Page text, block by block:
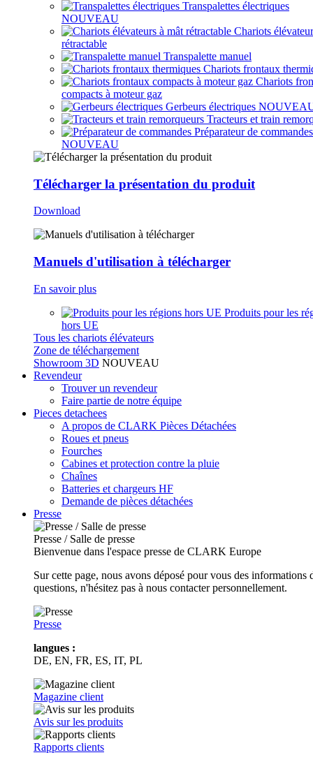
Transpalettes électriques
NOUVEAU
Chariots
rétractable
Transpalette manuel
Chariots frontaux
Chariots
compacts à moteur gaz
Gerbeurs électriques
Tracteurs et train
Préparateur de commandes
NOUVEAU
Télécharger la présentation du produit
Download
Manuels d'utilisation à télécharger
En savoir plus
Produits pour les
hors UE
Tous les chariots élévateurs
Zone de téléchargement
Showroom 3D NOUVEAU
Revendeur
Trouver un revendeur
Faire partie de notre équipe
Pieces detachees
A propos de CLARK Pièces Détachées
Roues et pneus
Fourches
Cabines et protection contre la pluie
Chaînes
Batteries et chargeurs HF
Demande de pièces détachées
Presse
Presse / Salle de presse
Bienvenue dans l'espace presse de CLARK Europe
Sur cette page, nous avons déposé pour vous des
questions, n'hésitez pas à nous contacter personnellement.
Presse
langues :
DE, EN, FR, ES, IT, PL
Magazine client
Avis sur les produits
Rapports clients